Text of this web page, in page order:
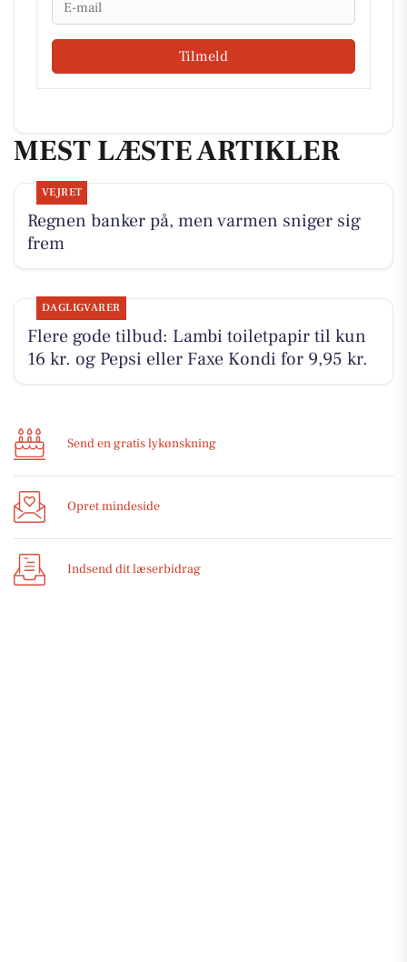
Tilmeld
MEST LÆSTE ARTIKLER
VEJRET
Regnen banker på, men varmen sniger sig
frem
DAGLIGVARER
Flere gode tilbud: Lambi toiletpapir til kun
16 kr. og Pepsi eller Faxe Kondi for 9,95 kr.
Send en gratis lykønskning
Opret mindeside
Indsend dit læserbidrag